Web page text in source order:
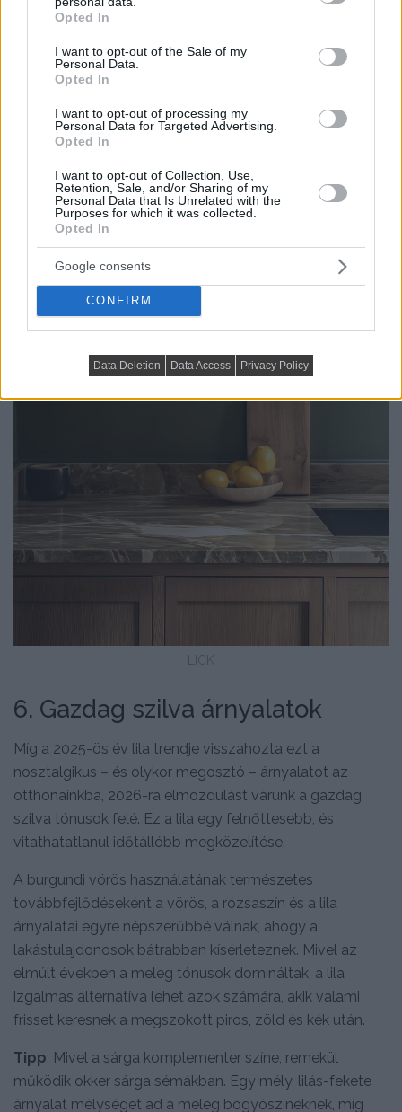
grant or deny consent to Google and its third-party tags to
use your data for below specified purposes in below Google
consent section.
Opted In
I want to opt-out of the Sale of my
Personal Data.
Opted In
I want to opt-out of processing my
Personal Data for Targeted Advertising.
Opted In
I want to opt-out of Collection, Use,
Retention, Sale, and/or Sharing of my
Personal Data that Is Unrelated with the
Purposes for which it was collected.
Opted In
Google consents
CONFIRM
Data Deletion Data Access Privacy Policy
világosabb pultokkal (márvány, kvarc) vagy a sárgaréz
: A nappaliban párosítsd fával! A mélyzöld kiemeli a
erezetét és textúráját, amitől az összhatás gazdagabbá
és tudatosabbá válik.
6. Gazdag szilva árnyalatok
Míg a 2025-ös év lila trendje visszahozta ezt a
nosztalgikus – és olykor megosztó – árnyalatot az
otthonainkba, 2026-ra elmozdulást várunk a gazdag
szilva tónusok felé. Ez a lila egy felnőttesebb, és
vitathatatlanul időtállóbb megközelítése.
A burgundi vörös használatának természetes
továbbfejlődéseként a vörös, a rózsaszín és a lila
árnyalatai egyre népszerűbbé válnak, ahogy a
lakástulajdonosok bátrabban kísérleteznek. Mivel az
elmúlt években a meleg tónusok domináltak, a lila
izgalmas alternatíva lehet azok számára, akik valami
frisset keresnek a megszokott piros, zöld és kék után.
Tipp: Mivel a sárga komplementer színe, remekül
működik okker sárga sémákban. Egy mély, lilás-fekete
árnyalat mélységet ad a meleg bogyószíneknek, míg